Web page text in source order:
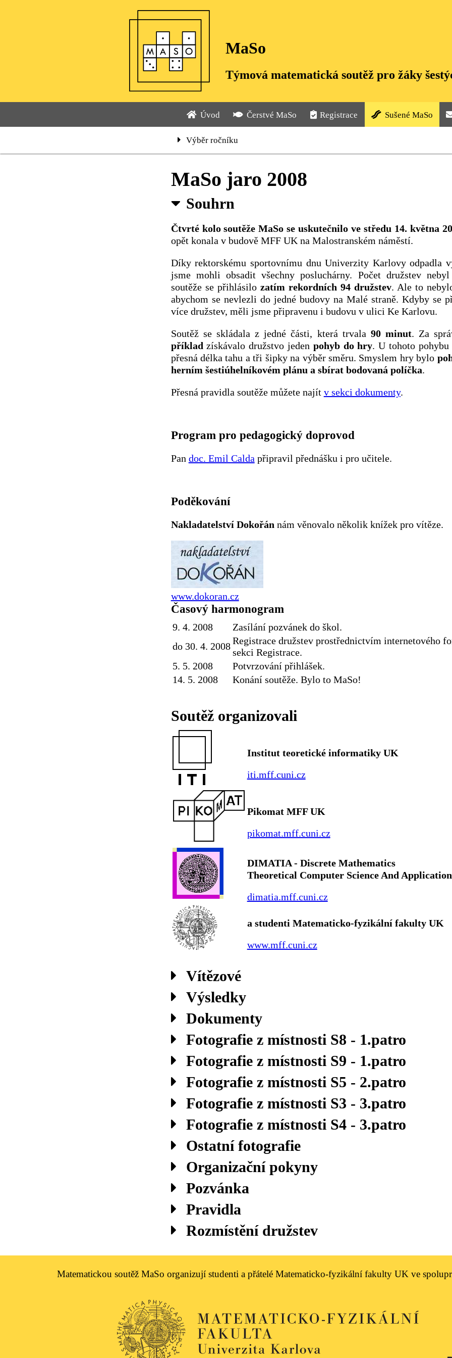
MaSo
Týmová matematická soutěž pro žáky
Úvod Čerstvé MaSo Registrace Sušené MaSo
Výběr ročníku
MaSo jaro 2008
Souhrn
Čtvrté kolo soutěže MaSo se uskutečnilo ve středu 14. května
opět konala v budově MFF UK na Malostranském náměstí.
Díky rektorskému sportovnímu dnu Univerzity Karlovy odpadla
jsme mohli obsadit všechny posluchárny. Počet družstev
soutěže se přihlásilo zatím rekordních 94 družstev. Ale to
abychom se nevlezli do jedné budovy na Malé straně. Kdyby se
více družstev, měli jsme připravenu i budovu v ulici Ke Karlovu.
Soutěž se skládala z jedné části, která trvala 90 minut. Za
příklad získávalo družstvo jeden pohyb do hry. U tohoto pohybu
přesná délka tahu a tři šipky na výběr směru. Smyslem hry bylo
herním šestiúhelníkovém plánu a sbírat bodovaná políčka.
Přesná pravidla soutěže můžete najít v sekci dokumenty.
Program pro pedagogický doprovod
Pan doc. Emil Calda připravil přednášku i pro učitele.
Poděkování
Nakladatelství Dokořán nám věnovalo několik knížek pro vítěze.
www.dokoran.cz
Časový harmonogram
9. 4. 2008
Zasílání pozvánek do škol.
do 30. 4. 2008Registrace družstev prostřednictvím internetového
sekci Registrace.
5. 5. 2008
Potvrzování přihlášek.
14. 5. 2008
Konání soutěže. Bylo to MaSo!
Soutěž organizovali
Institut teoretické informatiky UK
iti.mff.cuni.cz
Pikomat MFF UK
pikomat.mff.cuni.cz
DIMATIA - Discrete Mathematics
Theoretical Computer Science And
dimatia.mff.cuni.cz
a studenti Matematicko-fyzikální fakulty UK
www.mff.cuni.cz
Vítězové
Výsledky
Dokumenty
Fotografie z místnosti S8 - 1.patro
Fotografie z místnosti S9 - 1.patro
Fotografie z místnosti S5 - 2.patro
Fotografie z místnosti S3 - 3.patro
Fotografie z místnosti S4 - 3.patro
Ostatní fotografie
Organizační pokyny
Pozvánka
Pravidla
Rozmístění družstev
Matematickou soutěž MaSo organizují studenti a přátelé Matematicko-fyzikální fakulty UK ve